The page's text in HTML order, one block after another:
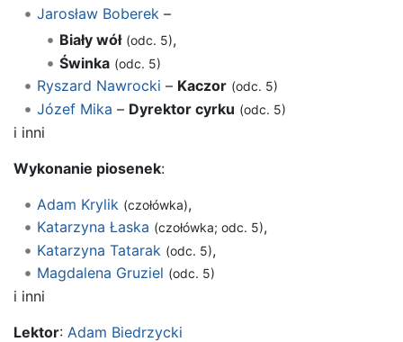
Jarosław Boberek–
Biały wół (odc. 5),
Świnka (odc. 5)
Ryszard Nawrocki – Kaczor (odc. 5)
Józef Mika – Dyrektor cyrku (odc. 5)
i inni
Wykonanie piosenek:
Adam Krylik (czołówka),
Katarzyna Łaska (czołówka; odc. 5),
Katarzyna Tatarak (odc. 5),
Magdalena Gruziel (odc. 5)
i inni
Lektor: Adam Biedrzycki